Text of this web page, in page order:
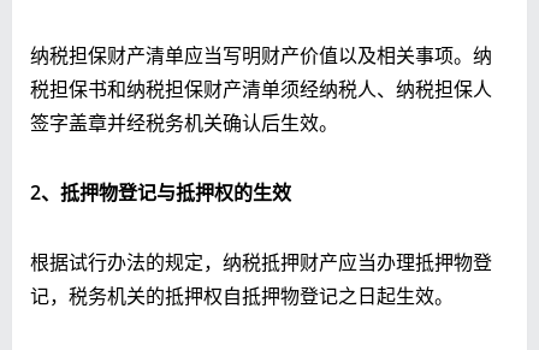
纳税担保财产清单应当写明财产价值以及相关事项。纳
税担保书和纳税担保财产清单须经纳税人、纳税担保人
签字盖章并经税务机关确认后生效。
2、抵押物登记与抵押权的生效
根据试行办法的规定，纳税抵押财产应当办理抵押物登
记，税务机关的抵押权自抵押物登记之日起生效。